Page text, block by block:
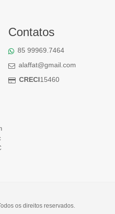
Contatos
85 99969.7464
alaffat@gmail.com
CRECI15460
os direitos reservados.